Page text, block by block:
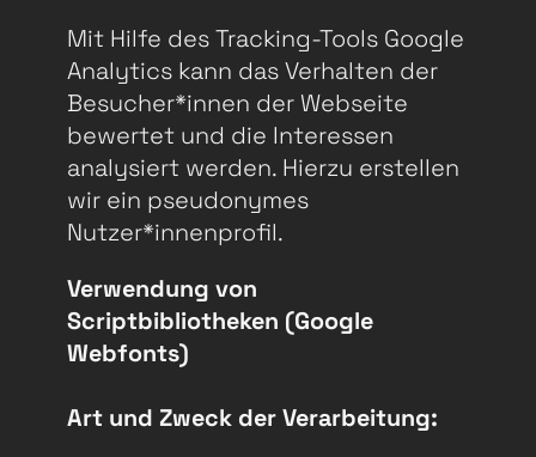
Mit Hilfe des Tracking-Tools Google
Analytics kann das Verhalten der
Besucher*innen der Webseite
bewertet und die Interessen
analysiert werden. Hierzu erstellen
wir ein pseudonymes
Nutzer*innenprofil.
Verwendung von
Scriptbibliotheken (Google
Webfonts)
Art und Zweck der Verarbeitung: